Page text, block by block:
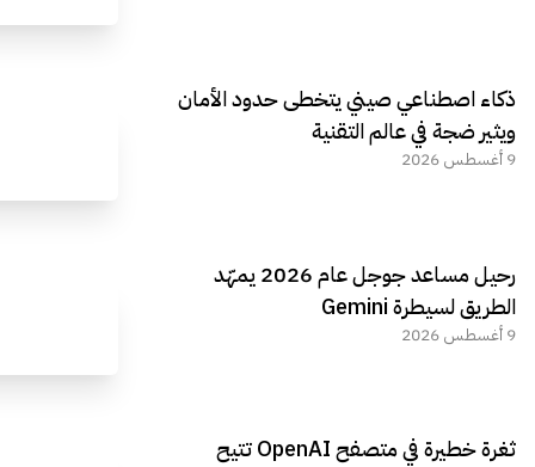
ذكاء اصطناعي صيني يتخطى حدود الأمان
ويثير ضجة في عالم التقنية
9 أغسطس 2026
رحيل مساعد جوجل عام 2026 يمهّد
الطريق لسيطرة Gemini
9 أغسطس 2026
ثغرة خطيرة في متصفح OpenAI تتيح